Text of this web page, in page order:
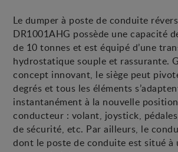
Le dumper à poste de conduite
DR1001AHG possède une capacité
de 10 tonnes et est équipé d’une
hydrostatique souple et rassurante.
concept innovant, le siège peut
degrés et tous les éléments
instantanément à la nouvelle
conducteur : volant, joystick,
de sécurité, etc. Par ailleurs, le
dont le poste de conduite est situé à